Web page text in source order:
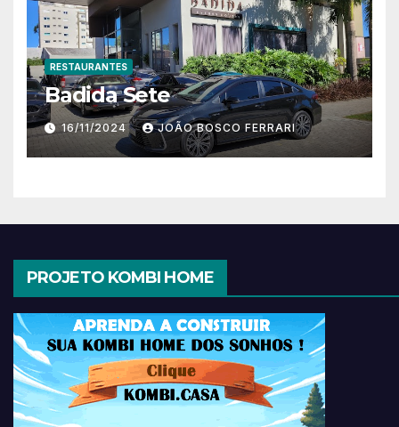
RESTAURANTES
Badida Sete
16/11/2024 JOÃO BOSCO FERRARI
PROJETO KOMBI HOME